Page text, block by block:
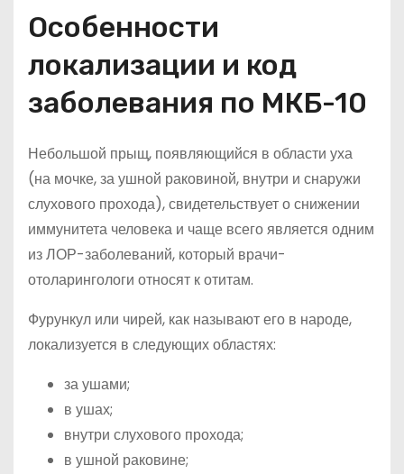
Особенности
локализации и код
заболевания по МКБ-10
Небольшой прыщ, появляющийся в области уха
(на мочке, за ушной раковиной, внутри и снаружи
слухового прохода), свидетельствует о снижении
иммунитета человека и чаще всего является одним
из ЛОР-заболеваний, который врачи-
отоларингологи относят к отитам.
Фурункул или чирей, как называют его в народе,
локализуется в следующих областях:
за ушами;
в ушах;
внутри слухового прохода;
в ушной раковине;